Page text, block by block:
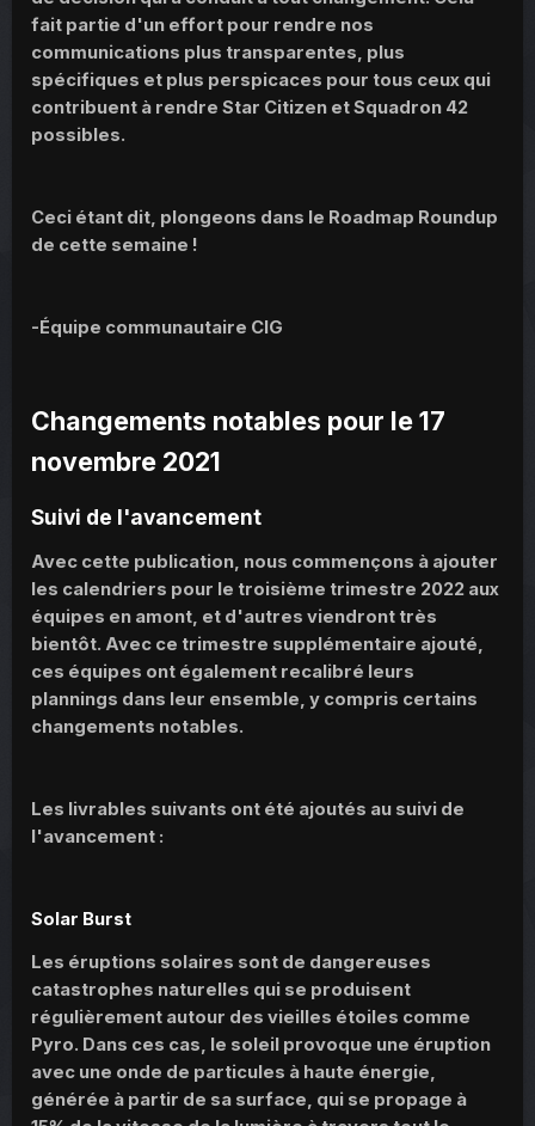
fait partie d'un effort pour rendre nos
communications plus transparentes, plus
spécifiques et plus perspicaces pour tous ceux qui
contribuent à rendre Star Citizen et Squadron 42
possibles.
Ceci étant dit, plongeons dans le Roadmap Roundup
de cette semaine !
-Équipe communautaire CIG
Changements notables pour le 17
novembre 2021
Suivi de l'avancement
Avec cette publication, nous commençons à ajouter
les calendriers pour le troisième trimestre 2022 aux
équipes en amont, et d'autres viendront très
bientôt. Avec ce trimestre supplémentaire ajouté,
ces équipes ont également recalibré leurs
plannings dans leur ensemble, y compris certains
changements notables.
Les livrables suivants ont été ajoutés au suivi de
l'avancement :
Solar Burst
Les éruptions solaires sont de dangereuses
catastrophes naturelles qui se produisent
régulièrement autour des vieilles étoiles comme
Pyro. Dans ces cas, le soleil provoque une éruption
avec une onde de particules à haute énergie,
générée à partir de sa surface, qui se propage à